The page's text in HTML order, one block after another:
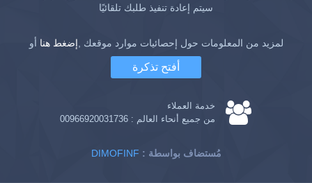
سيتم إعادة تنفيذ طلبك تلقائيًا
لمزيد من المعلومات حول إحصائيات موارد موقعك ,إضغط هنا أو
أفتح تذكرة
خدمة العملاء
من جميع أنحاء العالم : 00966920031736
DIMOFINF : مُستضاف بواسطة